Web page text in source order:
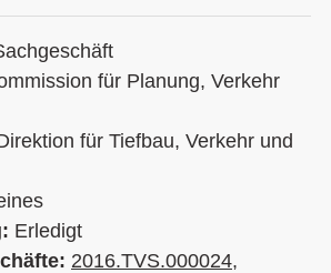
für Planung, Verkehr
für Tiefbau, Verkehr und
Erledigt
2016.TVS.000024,